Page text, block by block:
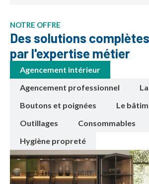
NOTRE OFFRE
Des solutions
par l'expertise métier
Agencement intérieur
Agencement professionnel
Boutons et poignées
Le
Outillages
Consommables
Hygiène propreté